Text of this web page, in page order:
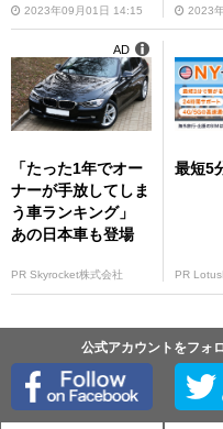
2023年09月01日 14:15 2023
「たった1年でオー
ナーが手放してしま
う車ランキング」
あの日本車も登場
PR Skyrocket株式会社
AD
最短5
PR
公式アカウントをフォ